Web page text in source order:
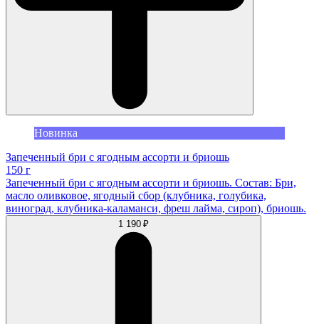
Новинка
Запеченный бри с ягодным ассорти и бриошь
150 г
Запеченный бри с ягодным ассорти и бриошь. Состав: Бри,
масло оливковое, ягодный сбор (клубника, голубика,
виноград, клубника-каламанси, фреш лайма, сироп), бриошь.
1 190 ₽